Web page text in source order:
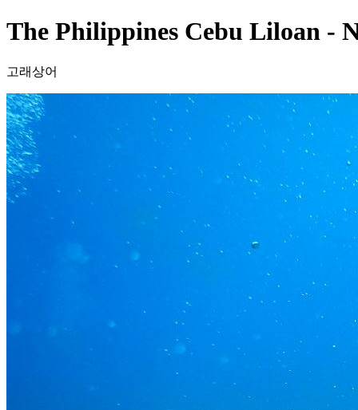
The Philippines Cebu Liloan -
고래상어